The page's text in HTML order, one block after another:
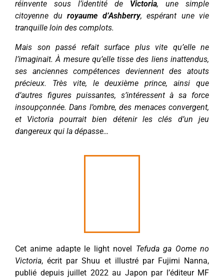
réinvente sous l’identité de Victoria, une simple
citoyenne du royaume d’Ashberry, espérant une vie
tranquille loin des complots.
Mais son passé refait surface plus vite qu’elle ne
l’imaginait. À mesure qu’elle tisse des liens inattendus,
ses anciennes compétences deviennent des atouts
précieux. Très vite, le deuxième prince, ainsi que
d’autres figures puissantes, s’intéressent à sa force
insoupçonnée. Dans l’ombre, des menaces convergent,
et Victoria pourrait bien détenir les clés d’un jeu
dangereux qui la dépasse…
Cet anime adapte le light novel Tefuda ga Oome no
Victoria, écrit par Shuu et illustré par Fujimi Nanna,
publié depuis juillet 2022 au Japon par l’éditeur MF